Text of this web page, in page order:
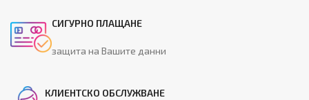
СИГУРНО ПЛАЩАНЕ
защита на Вашите данни
КЛИЕНТСКО ОБСЛУЖВАНЕ